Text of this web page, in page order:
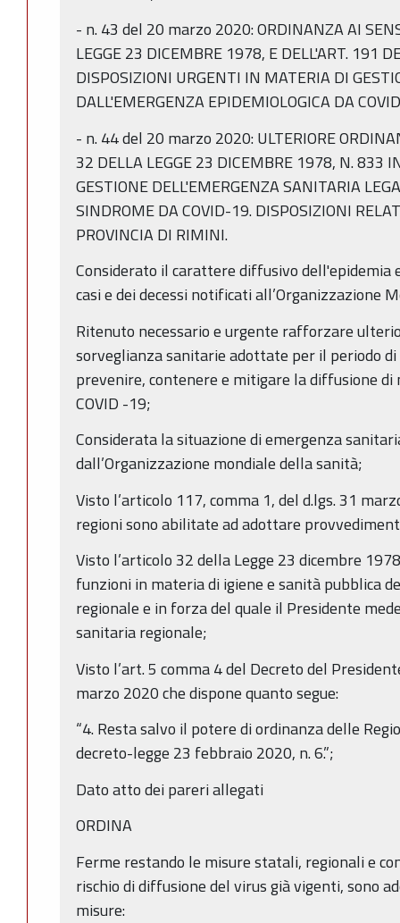
-­ n. 43 del 20 marzo 2020: ORDINANZA AI
LEGGE 23 DICEMBRE 1978, E DELL'ART. 191
DISPOSIZIONI URGENTI IN MATERIA DI
DALL'EMERGENZA EPIDEMIOLOGICA DA
-­ n. 44 del 20 marzo 2020: ULTERIORE
32 DELLA LEGGE 23 DICEMBRE 1978, N. 833
GESTIONE DELL'EMERGENZA SANITARIA
SINDROME DA COVID-19. DISPOSIZIONI
PROVINCIA DI RIMINI.
Considerato il carattere diffusivo dell'epidemia
casi e dei decessi notificati all’Organizzazione
Ritenuto necessario e urgente rafforzare
sorveglianza sanitarie adottate per il periodo
prevenire, contenere e mitigare la diffusione
COVID -19;
Considerata la situazione di emergenza
dall’Organizzazione mondiale della sanità;
Visto l’articolo 117, comma 1, del d.lgs. 31
regioni sono abilitate ad adottare
Visto l’articolo 32 della Legge 23 dicembre
funzioni in materia di igiene e sanità pubblica
regionale e in forza del quale il Presidente
sanitaria regionale;
Visto l’art. 5 comma 4 del Decreto del
marzo 2020 che dispone quanto segue:
“4. Resta salvo il potere di ordinanza delle
decreto-legge 23 febbraio 2020, n. 6.”;
Dato atto dei pareri allegati
ORDINA
Ferme restando le misure statali, regionali e
rischio di diffusione del virus già vigenti, sono
misure: